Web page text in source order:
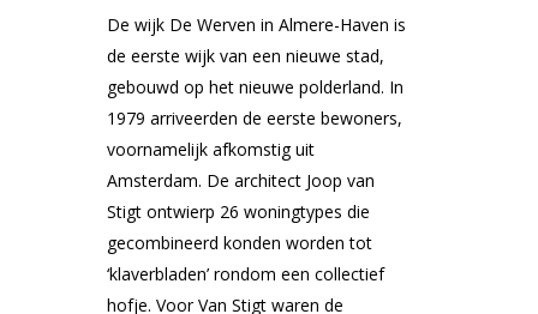
De wijk De Werven in Almere-Haven is
de eerste wijk van een nieuwe stad,
gebouwd op het nieuwe polderland. In
1979 arriveerden de eerste bewoners,
voornamelijk afkomstig uit
Amsterdam. De architect Joop van
Stigt ontwierp 26 woningtypes die
gecombineerd konden worden tot
‘klaverbladen’ rondom een collectief
hofje. Voor Van Stigt waren de